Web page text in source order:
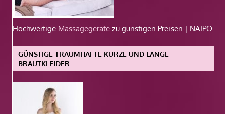
Hochwertige Massagegeräte zu günstigen Preisen | NAIPO
GÜNSTIGE TRAUMHAFTE KURZE UND LANGE
BRAUTKLEIDER